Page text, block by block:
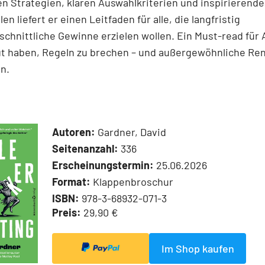
liefert er einen Leit­faden für alle, die langfristig
Gewinne erzielen wollen. Ein Must-read für
haben, Regeln zu brechen – und außergewöhnliche
Autoren: Gardner, David
Seitenanzahl: 336
Erscheinungstermin: 25.06.2026
Format: Klappenbroschur
ISBN: 978-3-68932-071-3
Preis: 29,90 €
Im Shop kaufen